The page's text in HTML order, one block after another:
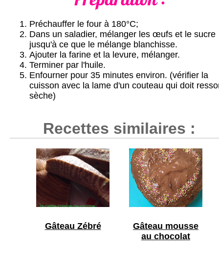
Préchauffer le four à 180°C;
Dans un saladier, mélanger les œufs et le sucre
jusqu'à ce que le mélange blanchisse.
Ajouter la farine et la levure, mélanger.
Terminer par l'huile.
Enfourner pour 35 minutes environ. (vérifier la
cuisson avec la lame d'un couteau qui doit
sèche)
Recettes similaires :
Gâteau Zébré
Gâteau mousse
au chocolat